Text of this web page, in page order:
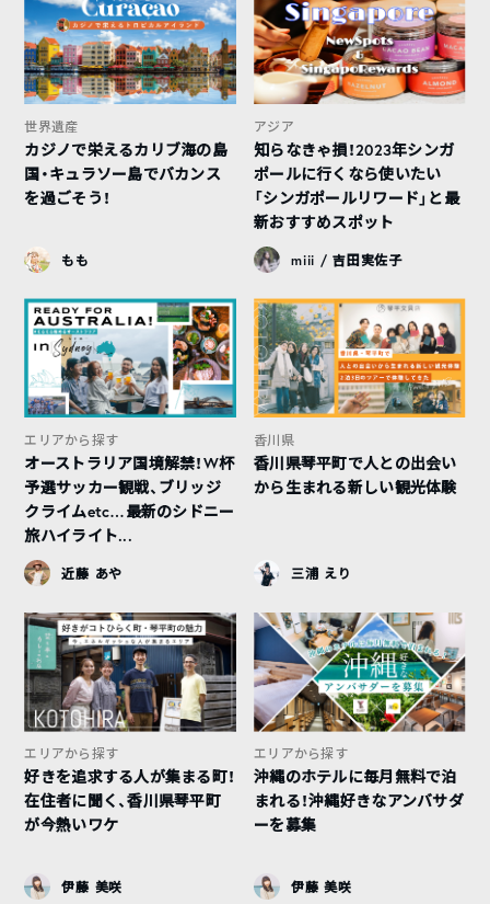
世界遺産
カジノで栄えるカリブ海の島
国・キュラソー島でバカンス
を過ごそう！
もも
アジア
知らなきゃ損！2023年シンガ
ポールに行くなら使いたい
「シンガポールリワード」と最
新おすすめスポット
miii / 吉田実佐子
エリアから探す
オーストラリア国境解禁！W杯
予選サッカー観戦、ブリッジ
クライムetc…最新のシドニー
旅ハイライト...
近藤 あや
香川県
香川県琴平町で人との出会い
から生まれる新しい観光体験
三浦 えり
エリアから探す
好きを追求する人が集まる町！
在住者に聞く、香川県琴平町
が今熱いワケ
伊藤 美咲
エリアから探す
沖縄のホテルに毎月無料で泊
まれる！沖縄好きなアンバサダ
ーを募集
伊藤 美咲